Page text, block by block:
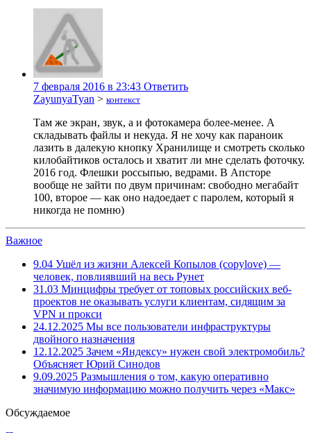
7 февраля 2016 в 23:43 Ответить
ZayunyaTyan > контекст
Там же экран, звук, а и фотокамера более-менее. А
складывать файлы и некуда. Я не хочу как параноик
лазить в далекую кнопку Хранилище и смотреть сколько
килобайтиков осталось и хватит ли мне сделать фоточку.
2016 год. Флешки россыпью, ведрами. В Апсторе
вообще не зайти по двум причинам: свободно мегабайт
100, второе — как оно надоедает с паролем, который я
никогда не помню)
Важное
9.04 Ушёл из жизни Алексей Копылов (copylove) —
человек, повлиявший на весь Рунет
31.03 Минцифры требует от топовых российских веб-
проектов не оказывать услуги клиентам, сидящим за
VPN и прокси
24.12.2025 Мы все пользователи инфраструктуры
двойного назначения
12.12.2025 Зачем «Яндексу» нужен свой электромобиль?
Объясняет Юрий Синодов
9.09.2025 Размышления о том, какую оперативно
значимую информацию можно получить через «Макс»
Обсуждаемое